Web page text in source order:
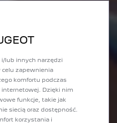
i/lub innych narzędzi
celu zapewnienia
komfortu podczas
Dzięki nim
funkcje, takie jak
siecią oraz dostępność.
korzystania i